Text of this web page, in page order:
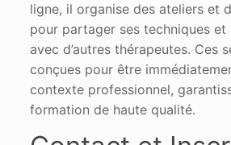
ligne, il organise des ateliers et
pour partager ses techniques
avec d’autres thérapeutes. Ces
conçues pour être
contexte professionnel,
formation de haute qualité​.